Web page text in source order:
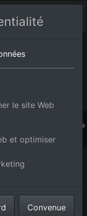
le site Web
et optimiser
Convenue